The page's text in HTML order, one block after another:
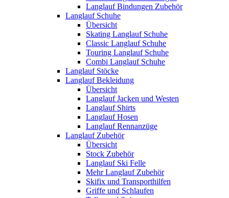
Langlauf Bindungen Zubehör
Langlauf Schuhe
Übersicht
Skating Langlauf Schuhe
Classic Langlauf Schuhe
Touring Langlauf Schuhe
Combi Langlauf Schuhe
Langlauf Stöcke
Langlauf Bekleidung
Übersicht
Langlauf Jacken und Westen
Langlauf Shirts
Langlauf Hosen
Langlauf Rennanzüge
Langlauf Zubehör
Übersicht
Stock Zubehör
Langlauf Ski Felle
Mehr Langlauf Zubehör
Skifix und Transporthilfen
Griffe und Schlaufen